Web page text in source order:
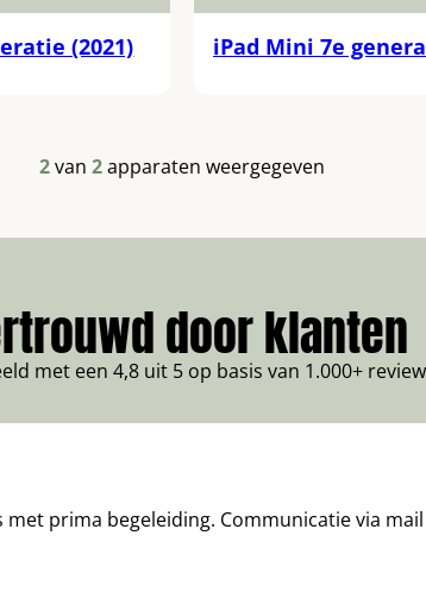
(2021) iPad Mini 7e
2van 2apparaten weergegeven
door klanten
met een 4,8 uit 5 op basis van 1.000+
prima begeleiding. Communicatie via